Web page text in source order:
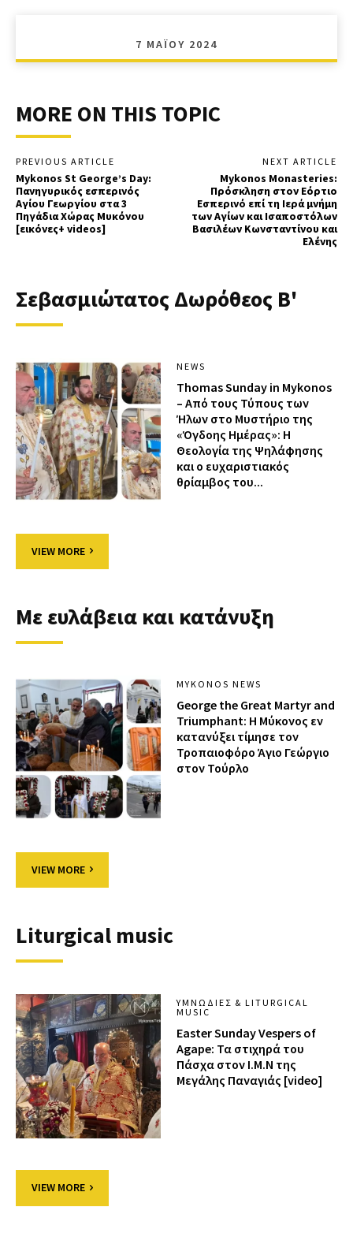
7 ΜΑΪ́ΟΥ 2024
MORE ON THIS TOPIC
PREVIOUS ARTICLE
Mykonos St George’s Day:
Πανηγυρικός εσπερινός
Αγίου Γεωργίου στα 3
Πηγάδια Χώρας Μυκόνου
[εικόνες+ videos]
NEXT ARTICLE
Mykonos Monasteries:
Πρόσκληση στον Εόρτιο
Εσπερινό επί τη Ιερά μνήμη
των Αγίων και Ισαποστόλων
Βασιλέων Κωνσταντίνου και
Ελένης
Σεβασμιώτατος Δωρόθεος Β'
NEWS
Thomas Sunday in Mykonos
– Από τους Τύπους των
Ήλων στο Μυστήριο της
«Όγδοης Ημέρας»: Η
Θεολογία της Ψηλάφησης
και ο ευχαριστιακός
θρίαμβος του...
VIEW MORE
Με ευλάβεια και κατάνυξη
MYKONOS NEWS
George the Great Martyr and
Triumphant: Η Μύκονος εν
κατανύξει τίμησε τον
Τροπαιοφόρο Άγιο Γεώργιο
στον Τούρλο
VIEW MORE
Liturgical music
ΥΜΝΩΔΊΕΣ & LITURGICAL
MUSIC
Easter Sunday Vespers of
Agape: Τα στιχηρά του
Πάσχα στον Ι.Μ.Ν της
Μεγάλης Παναγιάς [video]
VIEW MORE